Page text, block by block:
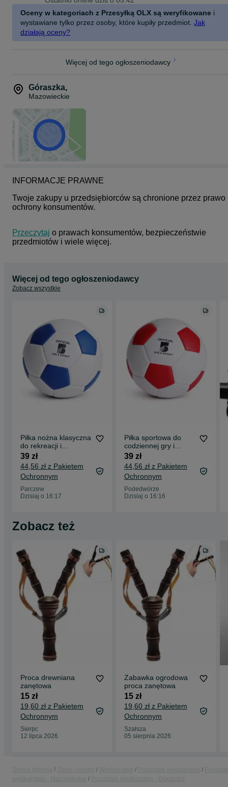
Oceny w kategoriach z Przesyłką OLX są weryfikowane i
wystawiane tylko przez osoby, które kupiły przedmiot. Jak
działają oceny?
Więcej od tego ogłoszeniodawcy
Góraszka,
Mazowieckie
INFORMACJE PRAWNE
Twoje zakupy u przedsiębiorców są chronione przez prawo
ochrony konsumentów.
Przeczytaj o prawach konsumentów, bezpieczeństwie
przedmiotów i wiele więcej.
Więcej od tego ogłoszeniodawcy
Zobacz wszystkie
Piłka nożna klasyczna
do rekreacji i
treningów
zespołowych Piłka
futbolowa wysokiej
jakości do gry i
treningu
39 zł
44,56 zł z Pakietem
Ochronnym
Parczew
Dzisiaj o 16:17
Piłka sportowa do
codziennej gry i
treningów na boisku
Piłka nożna lekka i
trwała do gry na
każdej nawierzchni
39 zł
44,56 zł z Pakietem
Ochronnym
Podedwórze
Dzisiaj o 16:16
Zobacz też
Proca drewniana
zanętowa
15 zł
19,60 zł z Pakietem
Ochronnym
Sierpc
12 lipca 2026
Zabawka ogrodowa
proca zanętowa
15 zł
19,60 zł z Pakietem
Ochronnym
Szałsza
05 sierpnia 2026